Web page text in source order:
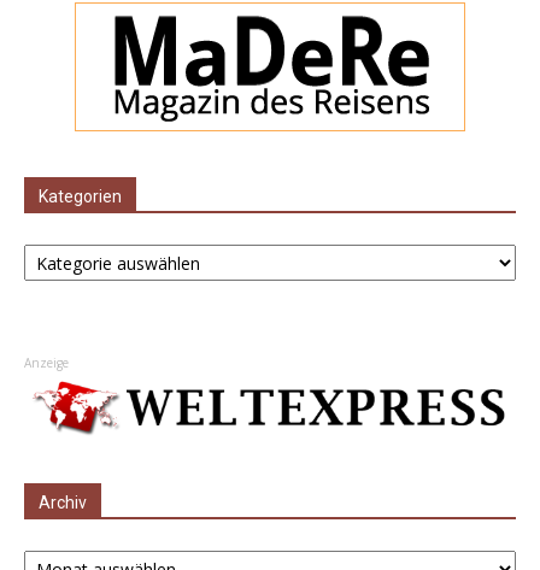
Kategorien
Kategorien
Anzeige
Archiv
Archiv